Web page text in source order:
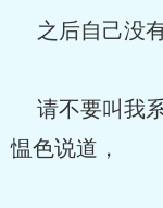
之后自己没
请不要叫我
愠色说道，